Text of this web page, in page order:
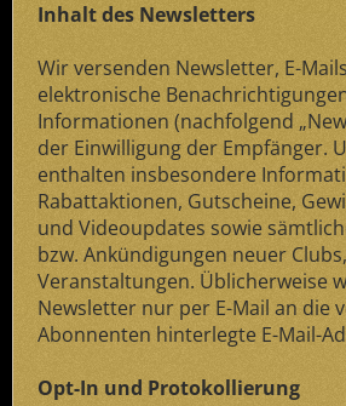
Inhalt des Newsletters
Wir versenden Newsletter, E-
elektronische
Informationen (nachfolgend
der Einwilligung der Empfänger.
enthalten insbesondere
Rabattaktionen, Gutscheine,
und Videoupdates sowie
bzw. Ankündigungen neuer
Veranstaltungen. Üblicherweise
Newsletter nur per E-Mail an die
Abonnenten hinterlegte E-Mail-
Opt-In und Protokollierung